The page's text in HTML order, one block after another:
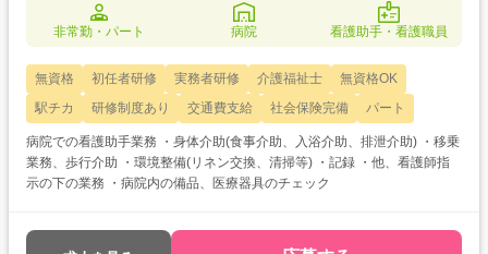
非常勤・パート 病院 看護助手・看護職員
無資格 初任者研修 実務者研修 介護福祉士
無資格OK
駅チカ
研修制度あり 交通費支給 社会保険完備 パート
病院での看護助手業務 ・身体介助(食事介助、入浴介助、排泄介助) ・移乗
業務、歩行介助 ・環境整備(リネン交換、清掃等) ・記録 ・他、看護師指
示の下の業務 ・病院内の備品、医療器具のチェック